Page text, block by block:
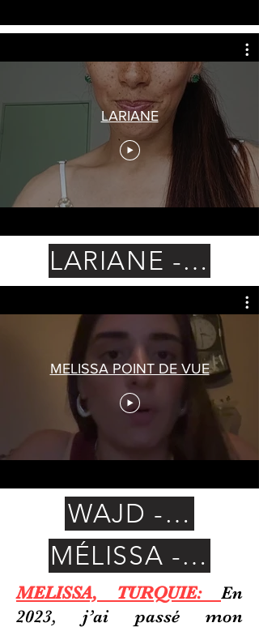
LARIANE
LARIANE - Brésil
MELISSA POINT DE VUE
WAJD - Liban
MÉLISSA -
MELISSA, TURQUIE: En
2023, j’ai passé mon